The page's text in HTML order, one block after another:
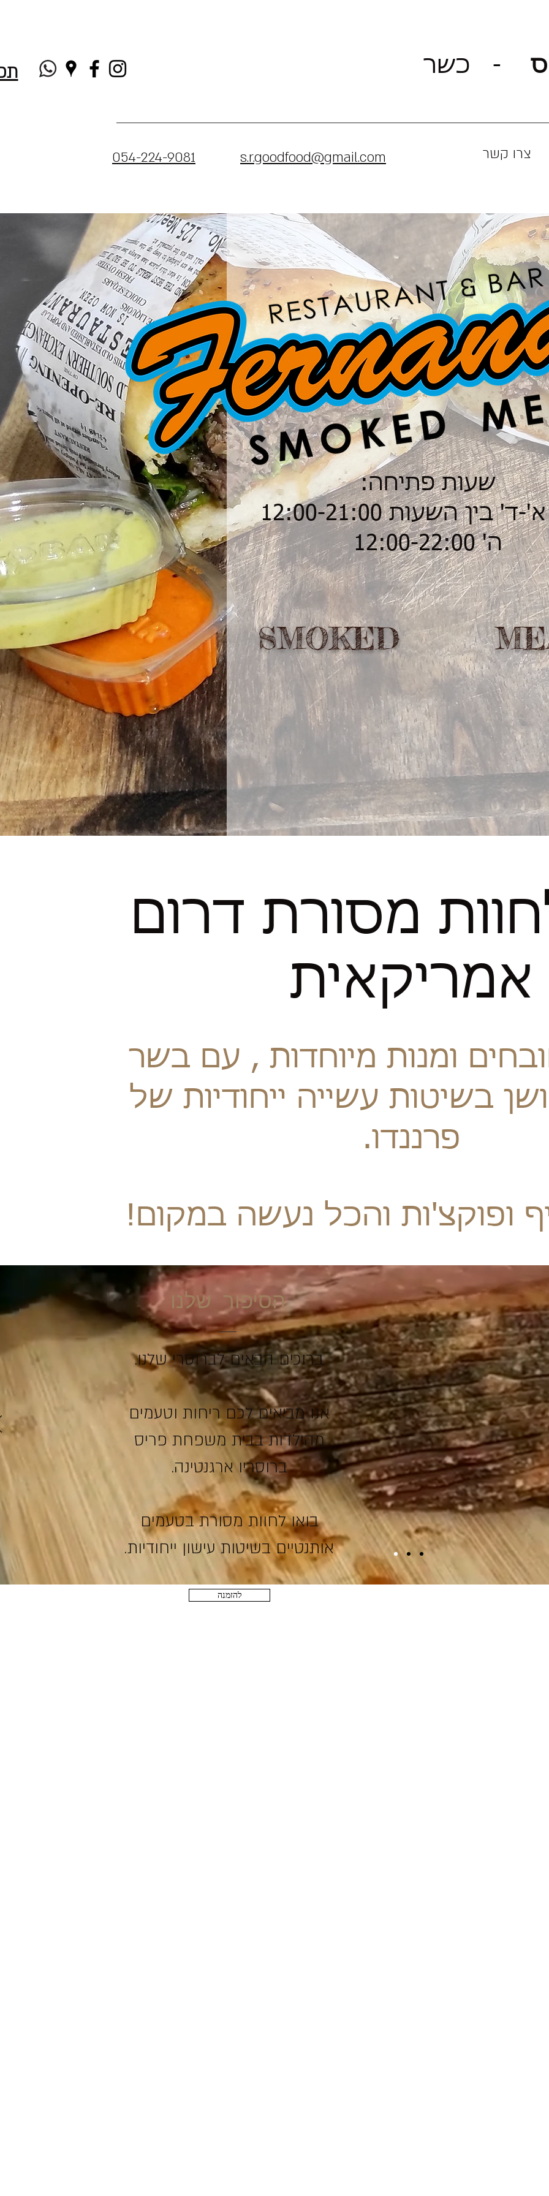
- כשר
054-224-9081 s.r.goodfood@gmail.com צרו קשר
SMOKED
שעות פתיחה:
בין השעות 12:00-21:00
ה' 12:00-22:00
מסורת דרום
אמריקאית
ומנות מיוחדות , עם בשר
בשיטות עשייה ייחודיות של
פרננדו.
ופוקצ'ות והכל נעשה במקום!
הסיפור שלנו
ברוכים הבאים לברוסרי שלנו.
אנו מביאים לכם ריחות וטעמים
מהילדות בבית משפחת פריס
ברוסריו ארגנטינה.
בואו לחוות מסורת בטעמים
אותנטיים בשיטות עישון ייחודיות.
להזמנה